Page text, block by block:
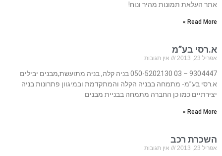
אתר העלאת תמונות מהיר ונוח!
Read More »
א.רסי בע”מ
אפריל 23, 2013 אין תגובות
9304447 – 03 050-5202130 בניה קלה, בניה מתועשת,מבנים יבילים
א.רסי בע”מ- מתמחה בבניה הקלה והמתקדמת ובמיגוון פתרונות בניה
יצירתיים כמו כן החברה מתמחה בבניית מבנים
Read More »
השכרת רכב
אפריל 23, 2013 אין תגובות